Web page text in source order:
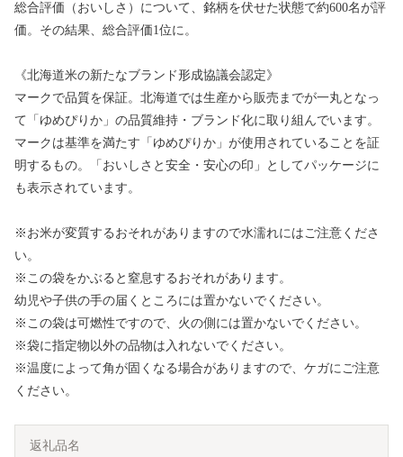
総合評価（おいしさ）について、銘柄を伏せた状態で約600名が評
価。その結果、総合評価1位に。
《北海道米の新たなブランド形成協議会認定》
マークで品質を保証。北海道では生産から販売までが一丸となっ
て「ゆめぴりか」の品質維持・ブランド化に取り組んでいます。
マークは基準を満たす「ゆめぴりか」が使用されていることを証
明するもの。「おいしさと安全・安心の印」としてパッケージに
も表示されています。
※お米が変質するおそれがありますので水濡れにはご注意くださ
い。
※この袋をかぶると窒息するおそれがあります。
幼児や子供の手の届くところには置かないでください。
※この袋は可燃性ですので、火の側には置かないでください。
※袋に指定物以外の品物は入れないでください。
※温度によって角が固くなる場合がありますので、ケガにご注意
ください。
返礼品名